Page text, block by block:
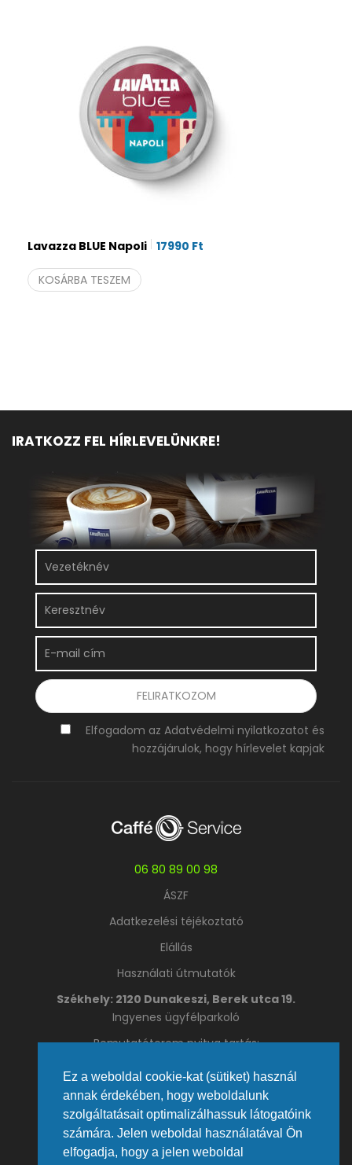
Ez a weboldal cookie-kat (sütiket) használ
annak érdekében, hogy weboldalunk
szolgáltatásait optimalizálhassuk látogatóink
számára. Jelen weboldal használatával Ön
elfogadja, hogy a jelen weboldal
Lavazza BLUE Napoli 17990 Ft
KOSÁRBA TESZEM
IRATKOZZ FEL HÍRLEVELÜNKRE!
Elfogadom az Adatvédelmi nyilatkozatot és
hozzájárulok, hogy hírlevelet kapjak
06 80 89 00 98
ÁSZF
Adatkezelési téjékoztató
Elállás
Használati útmutatók
Székhely: 2120 Dunakeszi, Berek utca 19.
Ingyenes ügyfélparkoló
Bemutatóterem nyitva tartás:
Péntek: 09:00 – 13:00
Telefon: +36 27 392 692 | +36 20 467 3430
Fax: +36 27 392 691
Email:info@caffeservice.hu
Telephely 1133 Budapest, Váci út 80.